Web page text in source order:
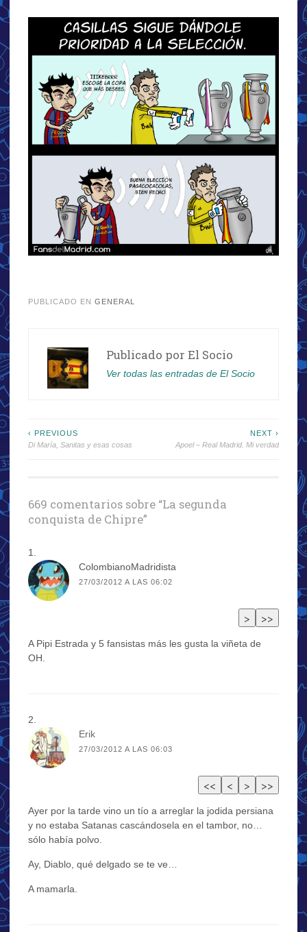
PUBLICADO EN GENERAL
Publicado por El Socio
Ver todas las entradas de El Socio
Navegación
‹ PREVIOUS
Di María, Sanitas y esas cosas
NEXT ›
Apoel – Real Madrid. Mi verdad
669 comentarios sobre “La segunda
conquista de Chipre”
ColombianoMadridista
27/03/2012 A LAS 06:02
A Pipi Estrada y 5 fansistas más les gusta la viñeta de
OH.
Erik
27/03/2012 A LAS 06:03
Ayer por la tarde vino un tío a arreglar la jodida persiana
y no estaba Satanas cascándosela en el tambor, no…
sólo había polvo.
Ay, Diablo, qué delgado se te ve…
A mamarla.